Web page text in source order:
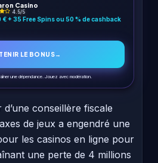
Casino
4.5/5
€ + 35 Free Spins ou 50 % de cashback
LE BONUS→
une dépendance. Jouez avec modération.
d’une conseillère fiscale
de jeux a engendré une
les casinos en ligne pour
une perte de 4 millions